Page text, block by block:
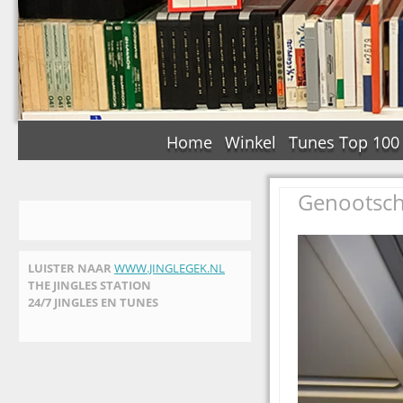
Home Winkel Tunes Top 100
LUISTER NAAR WWW.JINGLEGEK.NL
THE JINGLES STATION
24/7 JINGLES EN TUNES